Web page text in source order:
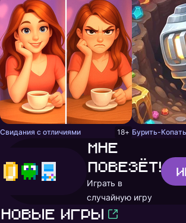
Свидания с отличиями 18+ Бурить-
Мне
повезёт!
Играть в
случайную игру
Новые игры